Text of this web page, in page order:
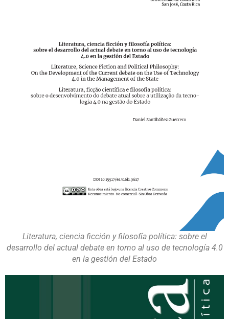
Literatura, ciencia ficción y filosofía política: sobre el
desarrollo del actual debate en torno al uso de tecnología 4.0
en la gestión del Estado